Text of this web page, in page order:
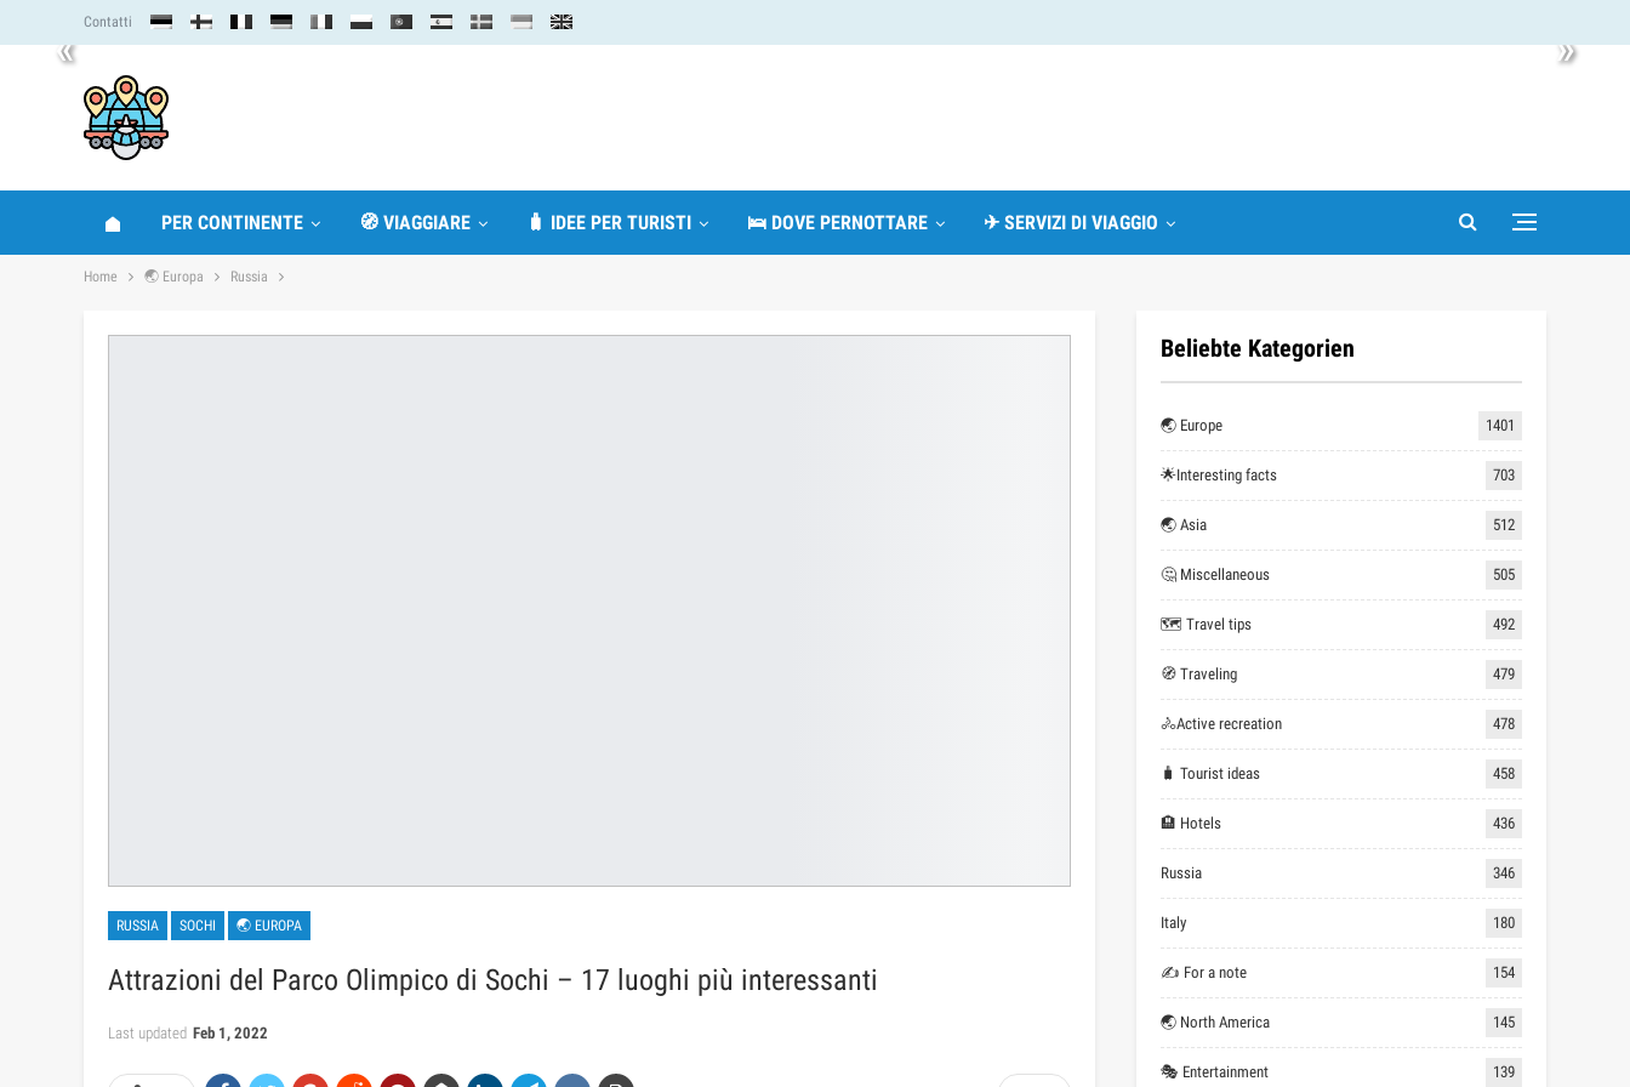
« »
Contatti
PER CONTINENTE 🧭 VIAGGIARE 🧳 IDEE PER TURISTI 🛌 DOVE PERNOTTARE ✈ SERVIZI DI VIAGGIO
Home 🌏 Europa Russia
RUSSIA SOCHI 🌏 EUROPA
Attrazioni del Parco Olimpico di Sochi – 17 luoghi più interessanti
Last updated Feb 1, 2022
Beliebte Kategorien
🌏 Europe 1401
🌟Interesting facts 703
🌏 Asia 512
🤔 Miscellaneous 505
🗺 Travel tips 492
🧭 Traveling 479
🚴Active recreation 478
🧳 Tourist ideas 458
🏨 Hotels 436
Russia 346
Italy 180
✍ For a note 154
🌏 North America 145
🎭 Entertainment 139